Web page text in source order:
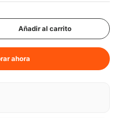
cantidadAñadir al carrito
ahora